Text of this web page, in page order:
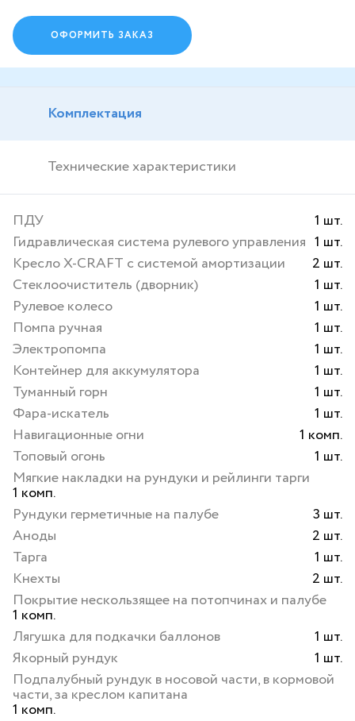
ОФОРМИТЬ ЗАКАЗ
Комплектация
Технические характеристики
ПДУ
1 шт.
Гидравлическая система рулевого управления 1 шт.
Кресло X-CRAFT с системой амортизации
2 шт.
Стеклоочиститель (дворник)
1 шт.
Рулевое колесо
1 шт.
Помпа ручная
1 шт.
Электропомпа
1 шт.
Контейнер для аккумулятора
1 шт.
Туманный горн
1 шт.
Фара-искатель
1 шт.
Навигационные огни
1 комп.
Топовый огонь
1 шт.
Мягкие накладки на рундуки и рейлинги тарги
1 комп.
Рундуки герметичные на палубе
3 шт.
Аноды
2 шт.
Тарга
1 шт.
Кнехты
2 шт.
Покрытие нескользящее на потопчинах и палубе
1 комп.
Лягушка для подкачки баллонов
1 шт.
Якорный рундук
1 шт.
Подпалубный рундук в носовой части, в кормовой
части, за креслом капитана
1 комп.